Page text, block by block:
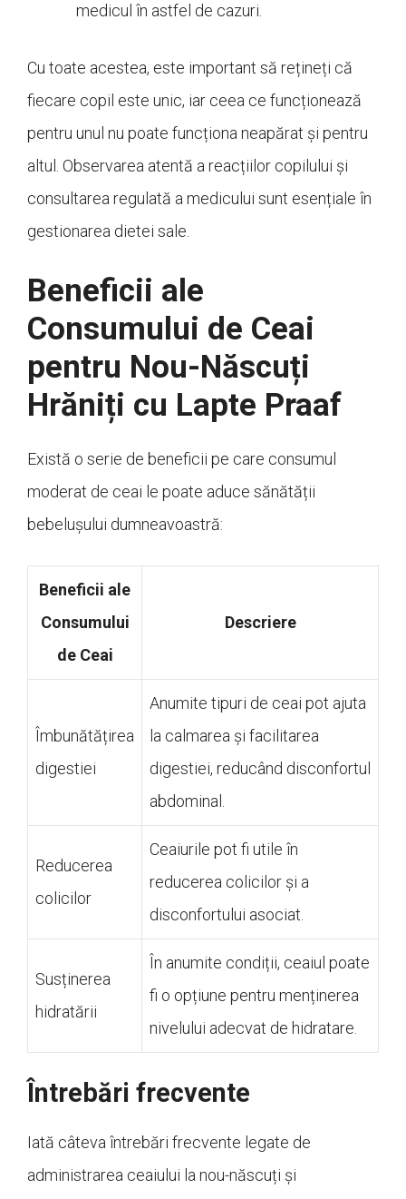
medicul în astfel de cazuri.
Cu toate acestea, este important să rețineți că
fiecare copil este unic, iar ceea ce funcționează
pentru unul nu poate funcționa neapărat și pentru
altul. Observarea atentă a reacțiilor copilului și
consultarea regulată a medicului sunt esențiale în
gestionarea dietei sale.
Beneficii ale
Consumului de Ceai
pentru Nou-Născuți
Hrăniți cu Lapte Praaf
Există o serie de beneficii pe care consumul
moderat de ceai le poate aduce sănătății
bebelușului dumneavoastră:
Beneficii ale
Consumului
de Ceai
Descriere
Îmbunătățirea
digestiei
Anumite tipuri de ceai pot ajuta
la calmarea și facilitarea
digestiei, reducând disconfortul
abdominal.
Reducerea
colicilor
Ceaiurile pot fi utile în
reducerea colicilor și a
disconfortului asociat.
Susținerea
hidratării
În anumite condiții, ceaiul poate
fi o opțiune pentru menținerea
nivelului adecvat de hidratare.
Întrebări frecvente
Iată câteva întrebări frecvente legate de
administrarea ceaiului la nou-născuți și